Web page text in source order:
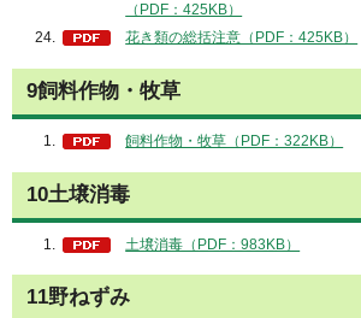
（PDF：425KB）
花き類の総括注意（PDF：425KB）
9飼料作物・牧草
飼料作物・牧草（PDF：322KB）
10土壌消毒
土壌消毒（PDF：983KB）
11野ねずみ